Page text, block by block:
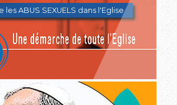
ABUS SEXUELS dans l'Eglise